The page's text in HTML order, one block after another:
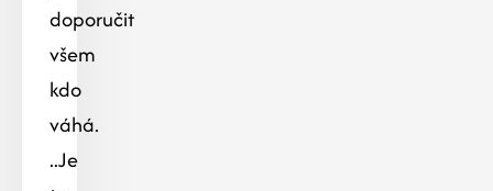
doporučit
všem
kdo
váhá.
..Je